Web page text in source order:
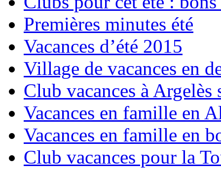
Premières minutes été
Vacances d’été 2015
Village de vacances en
Club vacances à Argelès
Vacances en famille en
Vacances en famille en
Club vacances pour la